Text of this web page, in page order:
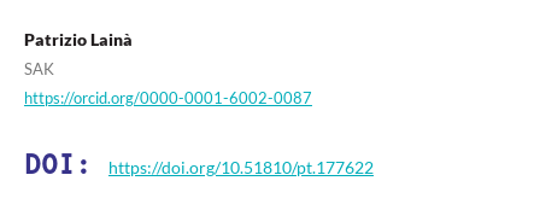
Patrizio Lainà
SAK
https://orcid.org/0000-0001-6002-0087
DOI: https://doi.org/10.51810/pt.177622